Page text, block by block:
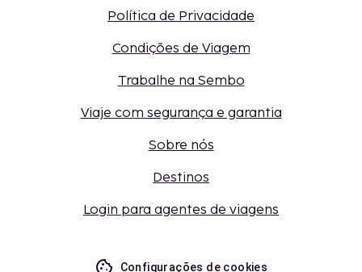
Política de Privacidade
Condições de Viagem
Trabalhe na Sembo
Viaje com segurança e garantia
Sobre nós
Destinos
Login para agentes de viagens
Configurações de cookies